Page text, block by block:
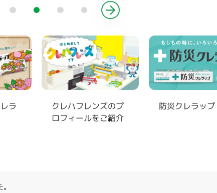
ラ
クレハフレンズのプ
ロフィールをご紹介
防災クレラップ